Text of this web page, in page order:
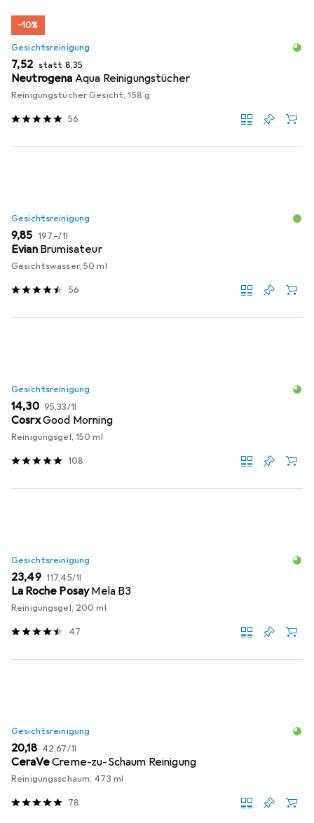
−10%
Gesichtsreinigung
EUR
7,52 statt EUR
8,35
Neutrogena Aqua Reinigungstücher
Reinigungstücher Gesicht, 158 g
56
Gesichtsreinigung
EUR
9,85 EUR
197,–/1l
Evian Brumisateur
Gesichtswasser, 50 ml
56
Gesichtsreinigung
EUR
14,30 EUR
95,33/1l
CosrxGood Morning
Reinigungsgel, 150 ml
108
Gesichtsreinigung
EUR
23,49 EUR
117,45/1l
La Roche PosayMela B3
Reinigungsgel, 200 ml
47
Gesichtsreinigung
EUR
20,18 EUR
42,67/1l
CeraVeCreme-zu-Schaum Reinigung
Reinigungsschaum, 473 ml
78